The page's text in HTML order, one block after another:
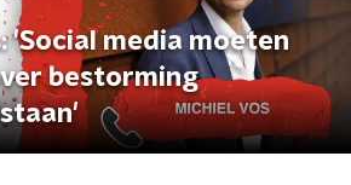
'Social media moeten
bestorming